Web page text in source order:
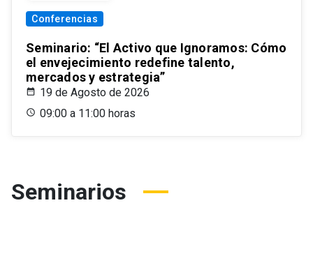
Conferencias
Seminario: “El Activo que Ignoramos: Cómo
el envejecimiento redefine talento,
mercados y estrategia”
19 de Agosto de 2026
09:00 a 11:00 horas
Seminarios